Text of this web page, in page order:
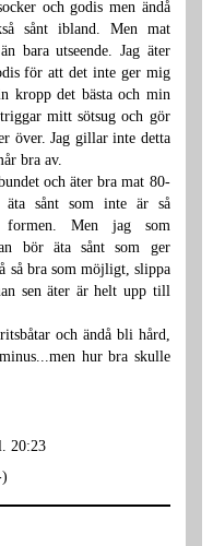
och godis men ändå
sånt ibland. Men mat
bara utseende. Jag äter
för att det inte ger mig
kropp det bästa och min
mitt sötsug och gör
över. Jag gillar inte detta
bra av.
och äter bra mat 80-
sånt som inte är så
Men jag som
bör äta sånt som ger
så bra som möjligt, slippa
sen äter är helt upp till
och ändå bli hård,
hur bra skulle
20:23